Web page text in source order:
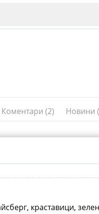
Пловдив
Коментари (2) Новини
краставици,